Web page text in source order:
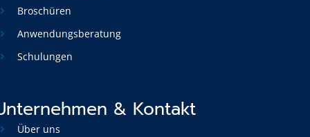
Broschüren
Anwendungsberatung
Schulungen
& Kontakt
Über uns